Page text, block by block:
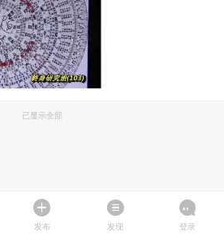
已显示全部
发布 发现 登录